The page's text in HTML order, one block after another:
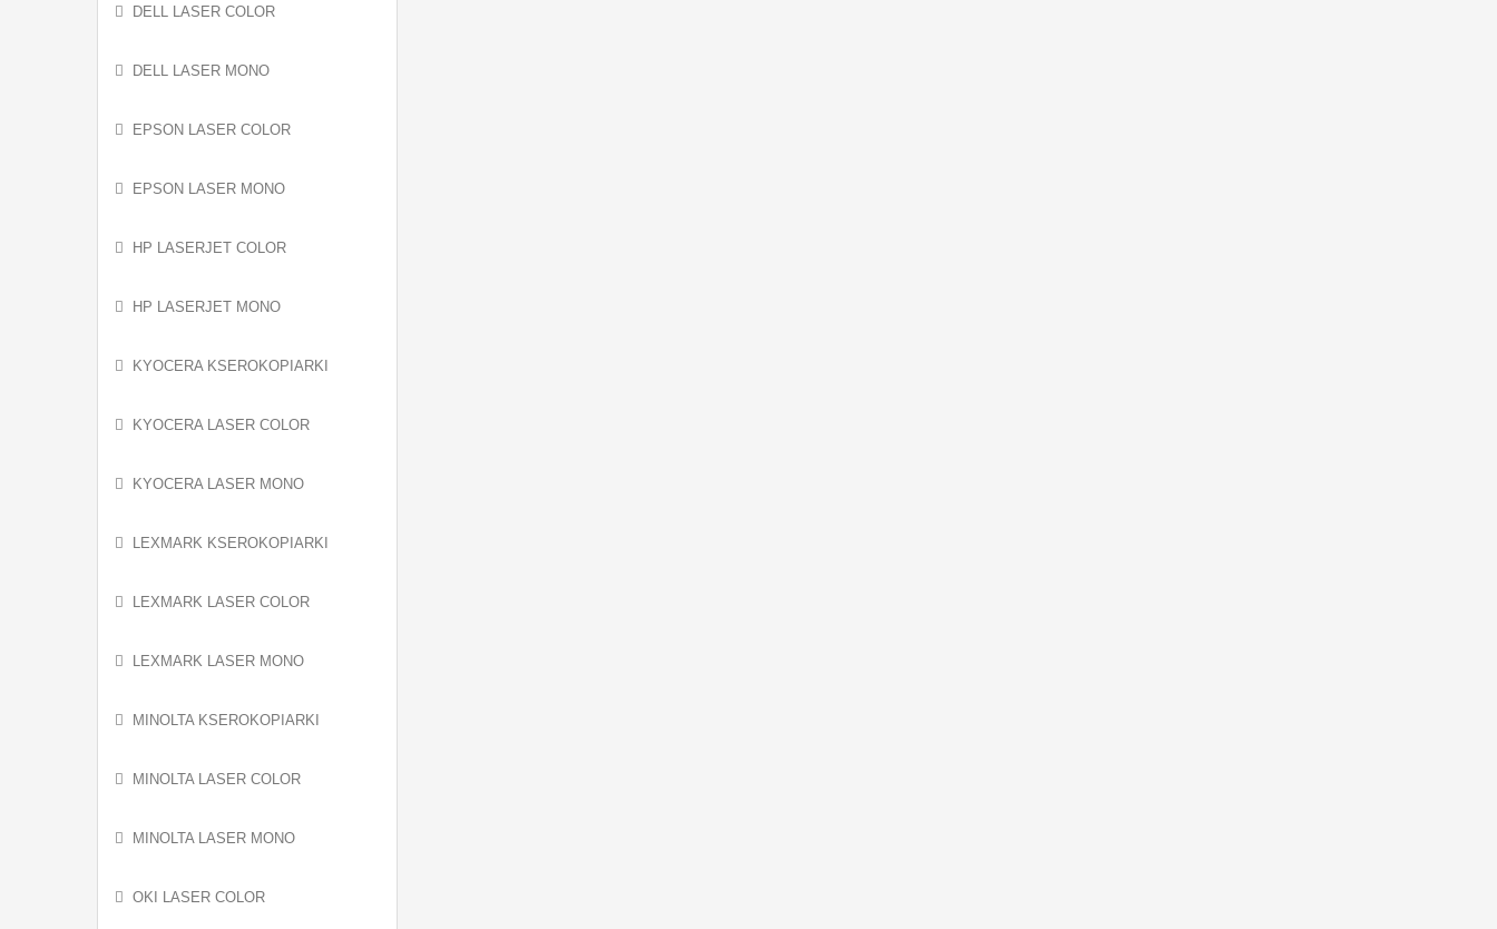
DELL LASER COLOR
DELL LASER MONO
EPSON LASER COLOR
EPSON LASER MONO
HP LASERJET COLOR
HP LASERJET MONO
KYOCERA KSEROKOPIARKI
KYOCERA LASER COLOR
KYOCERA LASER MONO
LEXMARK KSEROKOPIARKI
LEXMARK LASER COLOR
LEXMARK LASER MONO
MINOLTA KSEROKOPIARKI
MINOLTA LASER COLOR
MINOLTA LASER MONO
OKI LASER COLOR